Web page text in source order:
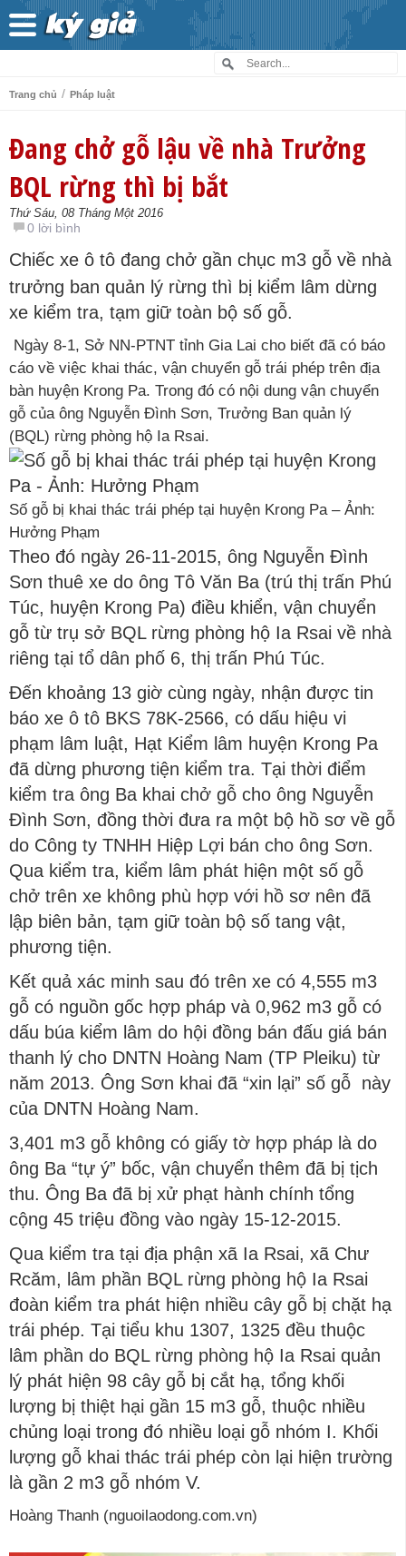
Trang chủ / Pháp luật
Đang chở gỗ lậu về nhà Trưởng
BQL rừng thì bị bắt
Thứ Sáu, 08 Tháng Một 2016
0 lời bình
Chiếc xe ô tô đang chở gần chục m3 gỗ về nhà
trưởng ban quản lý rừng thì bị kiểm lâm dừng
xe kiểm tra, tạm giữ toàn bộ số gỗ.
Ngày 8-1, Sở NN-PTNT tỉnh Gia Lai cho biết đã có báo
cáo về việc khai thác, vận chuyển gỗ trái phép trên địa
bàn huyện Krong Pa. Trong đó có nội dung vận chuyển
gỗ của ông Nguyễn Đình Sơn, Trưởng Ban quản lý
(BQL) rừng phòng hộ Ia Rsai.
Số gỗ bị khai thác trái phép tại huyện Krong Pa – Ảnh:
Hưởng Phạm
Theo đó ngày 26-11-2015, ông Nguyễn Đình
Sơn thuê xe do ông Tô Văn Ba (trú thị trấn Phú
Túc, huyện Krong Pa) điều khiển, vận chuyển
gỗ từ trụ sở BQL rừng phòng hộ Ia Rsai về nhà
riêng tại tổ dân phố 6, thị trấn Phú Túc.
Đến khoảng 13 giờ cùng ngày, nhận được tin
báo xe ô tô BKS 78K-2566, có dấu hiệu vi
phạm lâm luật, Hạt Kiểm lâm huyện Krong Pa
đã dừng phương tiện kiểm tra. Tại thời điểm
kiểm tra ông Ba khai chở gỗ cho ông Nguyễn
Đình Sơn, đồng thời đưa ra một bộ hồ sơ về gỗ
do Công ty TNHH Hiệp Lợi bán cho ông Sơn.
Qua kiểm tra, kiểm lâm phát hiện một số gỗ
chở trên xe không phù hợp với hồ sơ nên đã
lập biên bản, tạm giữ toàn bộ số tang vật,
phương tiện.
Kết quả xác minh sau đó trên xe có 4,555 m3
gỗ có nguồn gốc hợp pháp và 0,962 m3 gỗ có
dấu búa kiểm lâm do hội đồng bán đấu giá bán
thanh lý cho DNTN Hoàng Nam (TP Pleiku) từ
năm 2013. Ông Sơn khai đã “xin lại” số gỗ này
của DNTN Hoàng Nam.
3,401 m3 gỗ không có giấy tờ hợp pháp là do
ông Ba “tự ý” bốc, vận chuyển thêm đã bị tịch
thu. Ông Ba đã bị xử phạt hành chính tổng
cộng 45 triệu đồng vào ngày 15-12-2015.
Qua kiểm tra tại địa phận xã Ia Rsai, xã Chư
Rcăm, lâm phần BQL rừng phòng hộ Ia Rsai
đoàn kiểm tra phát hiện nhiều cây gỗ bị chặt hạ
trái phép. Tại tiểu khu 1307, 1325 đều thuộc
lâm phần do BQL rừng phòng hộ Ia Rsai quản
lý phát hiện 98 cây gỗ bị cắt hạ, tổng khối
lượng bị thiệt hại gần 15 m3 gỗ, thuộc nhiều
chủng loại trong đó nhiều loại gỗ nhóm I. Khối
lượng gỗ khai thác trái phép còn lại hiện trường
là gần 2 m3 gỗ nhóm V.
Hoàng Thanh (nguoilaodong.com.vn)